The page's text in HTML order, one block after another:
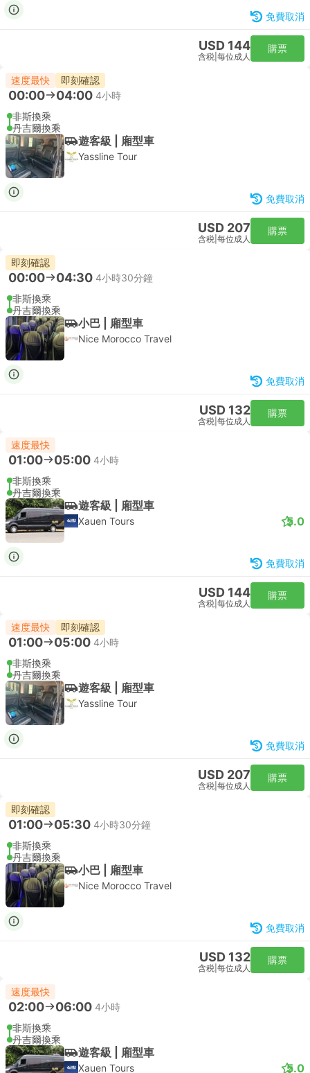
免費取消
USD 144
含税 每位成人
購票
速度最快 即刻確認
00:00 04:00 4小時
非斯換乘
丹吉爾換乘
遊客級 | 廂型車
Yassline Tour
免費取消
USD 207
含税 每位成人
購票
即刻確認
00:00 04:30 4小時30分鐘
非斯換乘
丹吉爾換乘
小巴 | 廂型車
Nice Morocco Travel
免費取消
USD 132
含税 每位成人
購票
速度最快
01:00 05:00 4小時
非斯換乘
丹吉爾換乘
遊客級 | 廂型車
Xauen Tours 5.0
免費取消
USD 144
含税 每位成人
購票
速度最快 即刻確認
01:00 05:00 4小時
非斯換乘
丹吉爾換乘
遊客級 | 廂型車
Yassline Tour
免費取消
USD 207
含税 每位成人
購票
即刻確認
01:00 05:30 4小時30分鐘
非斯換乘
丹吉爾換乘
小巴 | 廂型車
Nice Morocco Travel
免費取消
USD 132
含税 每位成人
購票
速度最快
02:00 06:00 4小時
非斯換乘
丹吉爾換乘
遊客級 | 廂型車
Xauen Tours 5.0